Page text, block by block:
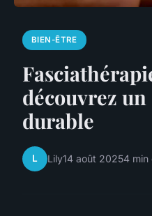
BIEN-ÊTRE
découvrez
durable
L Lily14 août 20254 min